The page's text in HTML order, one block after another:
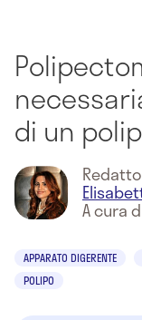
di un
A cura
APPARATO DIGERENTE
POLIPO